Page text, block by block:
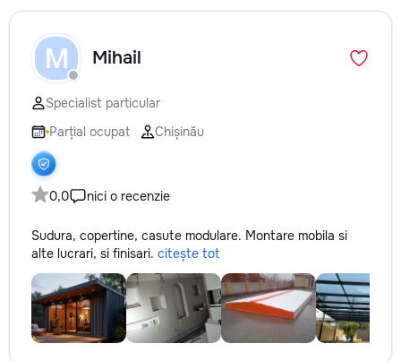
M Mihail
Specialist particular
Parțial ocupat
Chișinău
0,0 nici o recenzie
Sudura, copertine, casute modulare. Montare mobila si
alte lucrari, si finisari. citește tot